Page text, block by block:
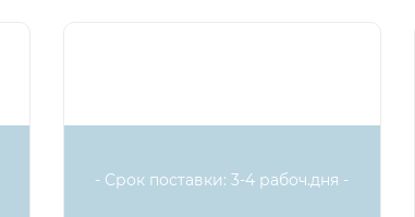
- Срок поставки: 3-4 рабоч.дня -